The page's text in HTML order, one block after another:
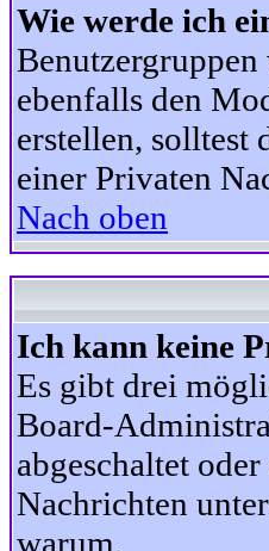
Wie werde ich
ebenfalls den
erstellen, solltest
einer Privaten
Nach oben
Ich kann keine
Es gibt drei
Board-
abgeschaltet
Nachrichten
warum.